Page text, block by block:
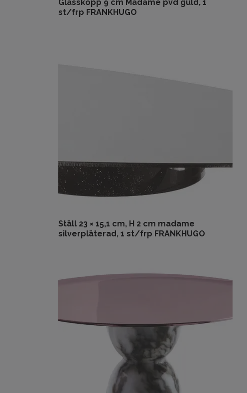
Glasskopp 9 cm Madame pvd guld, 1
st/frp FRANKHUGO
Ställ 23 × 15,1 cm, H 2 cm madame
silverpläterad, 1 st/frp FRANKHUGO